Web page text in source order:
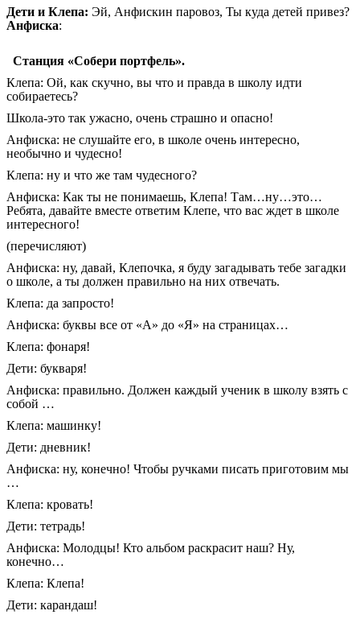
Дети и Клепа: Эй, Анфискин паровоз, Ты куда детей привез?
Анфиска:
Станция «Собери портфель».
Клепа: Ой, как скучно, вы что и правда в школу идти
собираетесь?
Школа-это так ужасно, очень страшно и опасно!
Анфиска: не слушайте его, в школе очень интересно,
необычно и чудесно!
Клепа: ну и что же там чудесного?
Анфиска: Как ты не понимаешь, Клепа! Там…ну…это…
Ребята, давайте вместе ответим Клепе, что вас ждет в школе
интересного!
(перечисляют)
Анфиска: ну, давай, Клепочка, я буду загадывать тебе загадки
о школе, а ты должен правильно на них отвечать.
Клепа: да запросто!
Анфиска: буквы все от «А» до «Я» на страницах…
Клепа: фонаря!
Дети: букваря!
Анфиска: правильно. Должен каждый ученик в школу взять с
собой …
Клепа: машинку!
Дети: дневник!
Анфиска: ну, конечно! Чтобы ручками писать приготовим мы
…
Клепа: кровать!
Дети: тетрадь!
Анфиска: Молодцы! Кто альбом раскрасит наш? Ну,
конечно…
Клепа: Клепа!
Дети: карандаш!